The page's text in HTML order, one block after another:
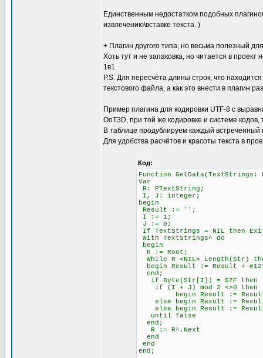
Единственным недостатком подобных
извлечению\вставке текста. )
+ Плагин другого типа, но весьма полезный
Хоть тут и не запаковка, но читается в проект
1в1.
P.S. Для пересчёта длины строк, что
текстового файла, а как это внести в плагин
Пример плагина для кодировки UTF-8 с
OoT3D, при той же кодировке и системе
В таблице продублируем каждый
Для удобства расчётов и красоты текста в
Код:
Function
Var
R: PTextString;
I, J: integer;
begin
Result := '';
I := 1; \\ Счётчик
J := 0; \\
If TextStrings = NIL then
With TextStrings^ do
begin
R := Root;
While R <NIL>
begin Result := Result +
end;
if Byte(Str[I]) = $7F
if (I + J) mod 2 <>0
begin Result := Result +
else begin Result := Result
else begin Result := Result
until false \\ Всё это
end;
R := R^.Next
end
end
end;